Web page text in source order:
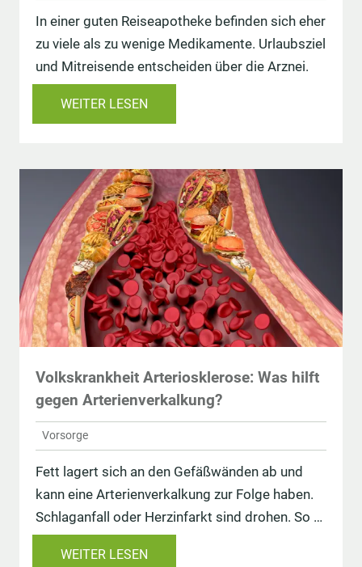
In einer guten Reiseapotheke befinden sich eher
zu viele als zu wenige Medikamente. Urlaubsziel
und Mitreisende entscheiden über die Arznei.
WEITER LESEN
Volkskrankheit Arteriosklerose: Was hilft
gegen Arterienverkalkung?
Vorsorge
Fett lagert sich an den Gefäßwänden ab und
kann eine Arterienverkalkung zur Folge haben.
Schlaganfall oder Herzinfarkt sind drohen. So …
WEITER LESEN